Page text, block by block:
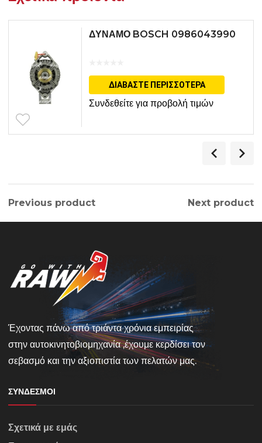
ΔΥΝΑΜΟ BOSCH 0986043990
ΔΙΑΒΆΣΤΕ ΠΕΡΙΣΣΌΤΕΡΑ
Συνδεθείτε για προβολή τιμών
Previous product Next product
Έχοντας πάνω από τριάντα χρόνια εμπειρίας
στην αυτοκινητοβιομηχανία ,έχουμε κερδίσει τον
σεβασμό και την αξιοπιστία των πελατών μας.
ΣΎΝΔΕΣΜΟΙ
Σχετικά με εμάς